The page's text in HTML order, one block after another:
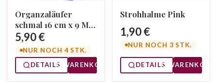
Organzaläufer
schmal 16 cm x 9 M
ORG 014
5,90 €
NUR NOCH 4 STK.
DETAILS
WARENKORB
Strohhalme Pink
1,90 €
NUR NOCH 3 STK.
DETAILS WARENKORB